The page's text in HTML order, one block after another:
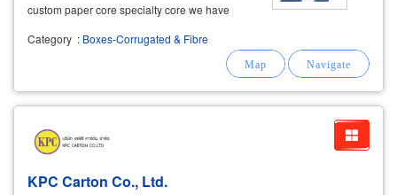
custom paper core specialty core we have
type according to the product and production
Category : Boxes-Corrugated & Fibre
KPC Carton Co., Ltd.